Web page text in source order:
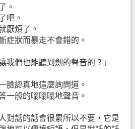
。
吧。
厭煩了。
症狀而暴走不會錯的。
我們也能聽到劍的聲音的？」
臉認真地這麼詢問道。
一般的嗡嗡嗡地聲音。
對話的話會很累所以不要，它是